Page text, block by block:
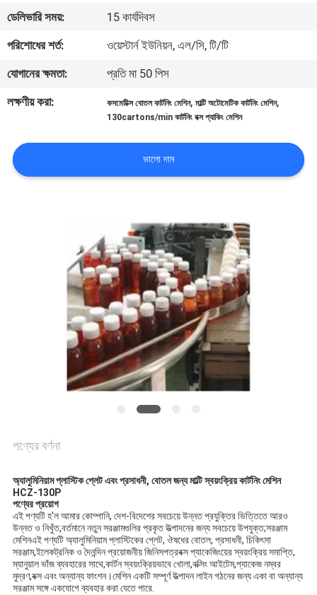
আমাদের
সাথে
যোগাযোগ
খবর
মামলা
PRIVACY
ডেলিভারি সময়:
15 কার্যদিবস
পরিশোধের শর্ত:
ওয়েস্টার্ন ইউনিয়ন, এল/সি, টি/টি
যোগানের ক্ষমতা:
প্রতি মা 50 পিস
লক্ষণীয় করা:
কসমেটিক্স বোতল কার্টনিং মেশিন,মাল্টি অটোমেটিক কার্টনিং মেশিন,
130cartons/min কার্টনিং বক্স প্যাকিং মেশিন
ভালো দাম
পণ্যের বর্ণনা
অ্যালুমিনিয়াম প্লাস্টিক প্লেট এবং প্রসাধনী, বোতল জন্য মাল্টি স্বয়ংক্রিয় কার্টনিং মেশিন
HCZ-130P
পণ্যের প্রয়োগ
এই পণ্যটি হ'ল আমার কোম্পানি, দেশ-বিদেশের সবচেয়ে উন্নত প্রযুক্তির ভিত্তিতে আরও
উন্নত ও নিখুঁত,বর্তমানে নতুন সরঞ্জামগুলির প্রকৃত উত্পাদনের জন্য সবচেয়ে উপযুক্ত;সরঞ্জাম
মেশিনএই পণ্যটি অ্যালুমিনিয়াম প্লাস্টিকের প্লেট, ঔষধের বোতল, প্রসাধনী, চিকিৎসা
সরঞ্জাম,ইলেকট্রনিক ও দৈনন্দিন প্রয়োজনীয় জিনিসপত্রবক্স প্যাকেজিংয়ের স্বয়ংক্রিয় সমাপ্তি,
ম্যানুয়াল ভাঁজ ব্যবহারের সাথে,কার্টন স্বয়ংক্রিয়ভাবে খোলা,বক্সিং আইটেম,প্যাকেজ নম্বর
মুদ্রণ,বক্স এবং অন্যান্য ফাংশন।মেশিন একটি সম্পূর্ণ উত্পাদন লাইন গঠনের জন্য একা বা অন্যান্য
সরঞ্জাম সঙ্গে একযোগে ব্যবহার করা যেতে পারে.